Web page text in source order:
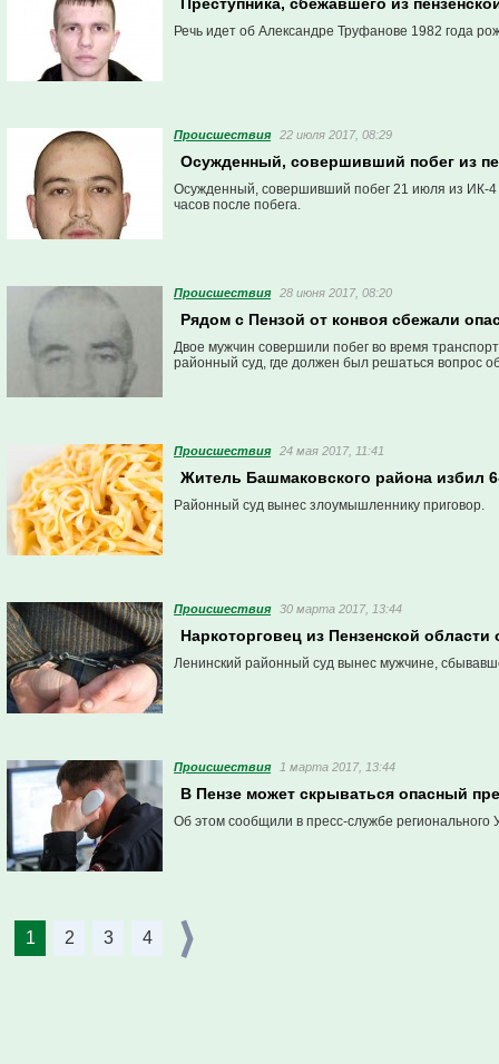
Речь идет об Александре Труфанове 1982 года
Проиcшествия 22 июля 2017, 08:29
Осужденный, совершивший побег из
Осужденный, совершивший побег 21 июля из ИК-4
часов после побега.
Проиcшествия 28 июня 2017, 08:20
Рядом с Пензой от конвоя сбежали
Двое мужчин совершили побег во время
районный суд, где должен был решаться вопрос
Проиcшествия 24 мая 2017, 11:41
Житель Башмаковского района избил
Районный суд вынес злоумышленнику приговор.
Проиcшествия 30 марта 2017, 13:44
Наркоторговец из Пензенской области
Ленинский районный суд вынес мужчине,
Проиcшествия 1 марта 2017, 13:44
В Пензе может скрываться опасный
Об этом сообщили в пресс-службе
1 2 3 4